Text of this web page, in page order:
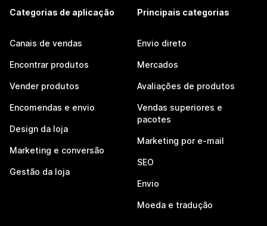
Categorias de aplicação
Canais de vendas
Encontrar produtos
Vender produtos
Encomendas e envio
Design da loja
Marketing e conversão
Gestão da loja
Principais categorias
Envio direto
Mercados
Avaliações de produtos
Vendas superiores e
pacotes
Marketing por e-mail
SEO
Envio
Moeda e tradução